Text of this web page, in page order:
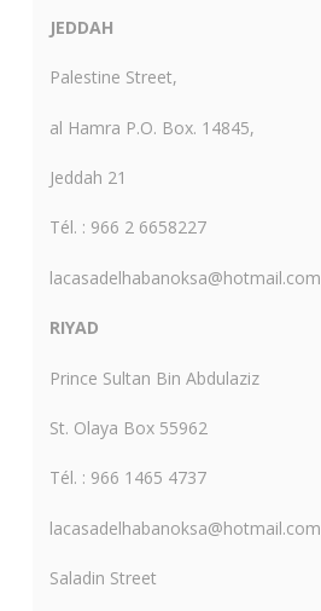
JEDDAH
Palestine Street,
al Hamra P.O. Box. 14845,
Jeddah 21
Tél. : 966 2 6658227
lacasadelhabanoksa@hotmail.com
RIYAD
Prince Sultan Bin Abdulaziz
St. Olaya Box 55962
Tél. : 966 1465 4737
lacasadelhabanoksa@hotmail.com
Saladin Street